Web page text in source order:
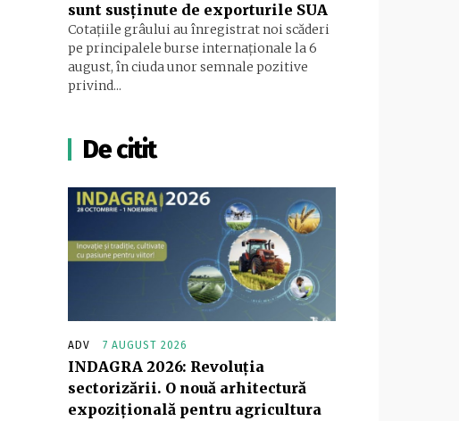
sunt susținute de exporturile SUA
Cotațiile grâului au înregistrat noi scăderi
pe principalele burse internaționale la 6
august, în ciuda unor semnale pozitive
privind...
De citit
ADV 7 AUGUST 2026
INDAGRA 2026: Revoluția
sectorizării. O nouă arhitectură
expozițională pentru agricultura